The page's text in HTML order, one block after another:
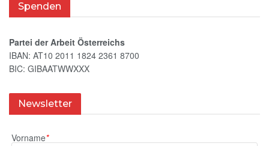
Spenden
Partei der Arbeit Österreichs
IBAN: AT10 2011 1824 2361 8700
BIC: GIBAATWWXXX
Newsletter
Vorname*